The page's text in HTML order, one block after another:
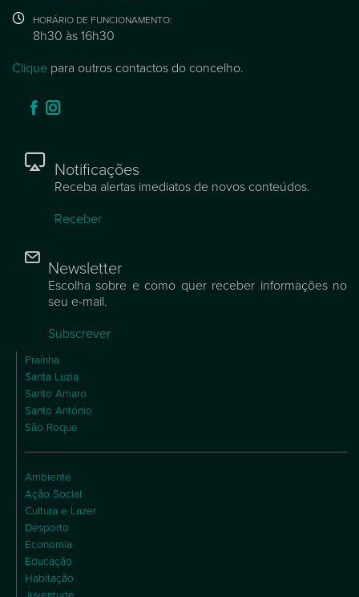
HORÁRIO DE FUNCIONAMENTO:
8h30 às 16h30
Clique para outros contactos do concelho.
Notificações
Receba alertas imediatos de novos conteúdos.
Receber
Newsletter
Escolha sobre e como quer receber informações no
seu e-mail.
Subscrever
Praínha
Santa Luzia
Santo Amaro
Santo António
São Roque
Ambiente
Ação Social
Cultura e Lazer
Desporto
Economia
Educação
Habitação